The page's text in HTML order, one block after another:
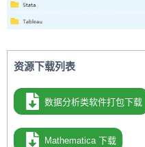
资源下载列表
数据分析类软件打包下载
Mathematica 下载